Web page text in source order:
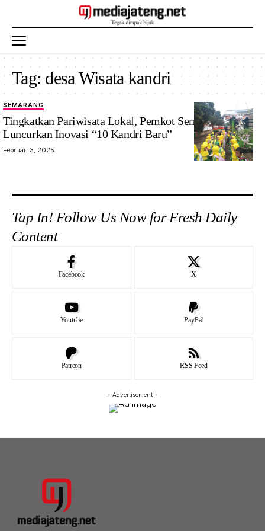
Tag: desa Wisata kandri
SEMARANG
Tingkatkan Pariwisata Lokal, Pemkot Semarang
Luncurkan Inovasi “10 Kandri Baru”
Februari 3, 2025
Tap In! Follow Us Now for Fresh Daily
Content
Facebook X
Youtube PayPal
Patreon RSS Feed
- Advertisement -